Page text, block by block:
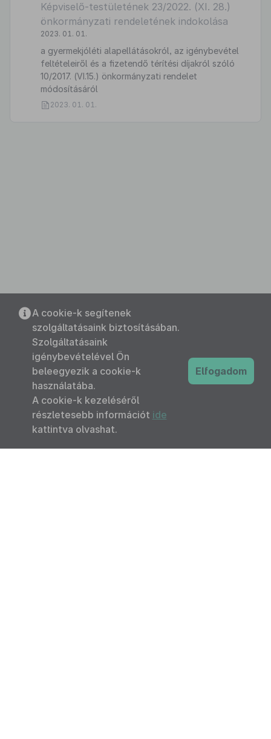
Képviselő-testületének 23/2022. (XI. 28.)
önkormányzati rendeletének indokolása
2023. 01. 01.
a gyermekjóléti alapellátásokról, az igénybevétel
feltételeiről és a fizetendő térítési díjakról szóló
10/2017. (VI.15.) önkormányzati rendelet
módosításáról
2023. 01. 01.
A cookie-k segítenek
szolgáltatásaink biztosításában.
Szolgáltatásaink
igénybevételével Ön
beleegyezik a cookie-k
használatába.
A cookie-k kezeléséről
részletesebb információt ide
kattintva olvashat.
Elfogadom